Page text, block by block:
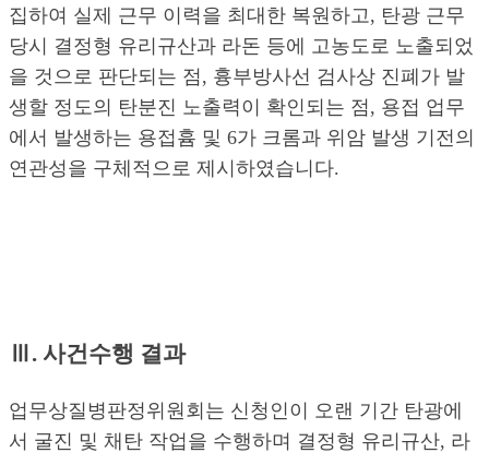
집하여 실제 근무 이력을 최대한 복원하고, 탄광 근무
당시 결정형 유리규산과 라돈 등에 고농도로 노출되었
을 것으로 판단되는 점, 흉부방사선 검사상 진폐가 발
생할 정도의 탄분진 노출력이 확인되는 점, 용접 업무
에서 발생하는 용접흄 및 6가 크롬과 위암 발생 기전의
연관성을 구체적으로 제시하였습니다.
Ⅲ. 사건수행 결과
업무상질병판정위원회는 신청인이 오랜 기간 탄광에
서 굴진 및 채탄 작업을 수행하며 결정형 유리규산, 라